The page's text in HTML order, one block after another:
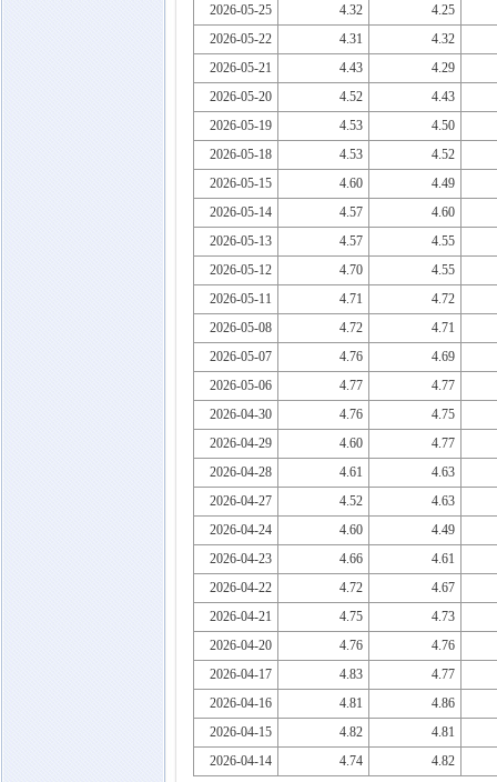
2026-05-25
4.32
4.25
2026-05-22
4.31
4.32
2026-05-21
4.43
4.29
2026-05-20
4.52
4.43
2026-05-19
4.53
4.50
2026-05-18
4.53
4.52
2026-05-15
4.60
4.49
2026-05-14
4.57
4.60
2026-05-13
4.57
4.55
2026-05-12
4.70
4.55
2026-05-11
4.71
4.72
2026-05-08
4.72
4.71
2026-05-07
4.76
4.69
2026-05-06
4.77
4.77
2026-04-30
4.76
4.75
2026-04-29
4.60
4.77
2026-04-28
4.61
4.63
2026-04-27
4.52
4.63
2026-04-24
4.60
4.49
2026-04-23
4.66
4.61
2026-04-22
4.72
4.67
2026-04-21
4.75
4.73
2026-04-20
4.76
4.76
2026-04-17
4.83
4.77
2026-04-16
4.81
4.86
2026-04-15
4.82
4.81
2026-04-14
4.74
4.82